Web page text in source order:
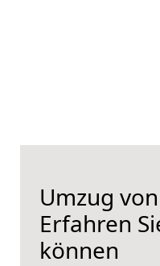
Umzug
Erfahren
können